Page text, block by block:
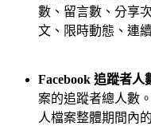
數、留言數、分享
文、限時動態、連
Facebook 追蹤者人
案的追蹤者總人數
人檔案整體期間內